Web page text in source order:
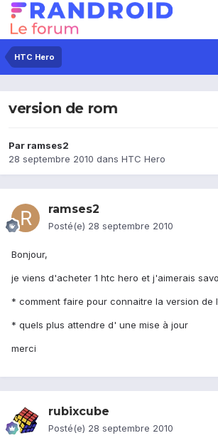
HTC Hero
version de rom
Par ramses2
28 septembre 2010 dans HTC Hero
ramses2
Posté(e) 28 septembre 2010
Bonjour,
je viens d'acheter 1 htc hero et j'aimerais
* comment faire pour connaitre la version de
* quels plus attendre d' une mise à jour
merci
rubixcube
Posté(e) 28 septembre 2010